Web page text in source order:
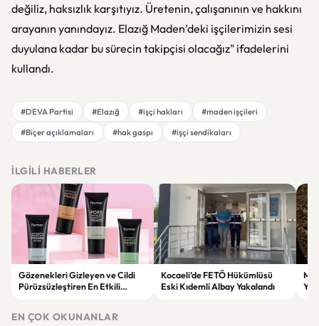
değiliz, haksızlık karşıtıyız. Üretenin, çalışanının ve hakkını
arayanın yanındayız. Elazığ Maden’deki işçilerimizin sesi
duyulana kadar bu sürecin takipçisi olacağız" ifadelerini
kullandı.
#DEVA Partisi #Elazığ #işçi hakları
#maden işçileri
#Biçer açıklamaları
#hak gaspı #işçi sendikaları
İLGILI HABERLER
Gözenekleri Gizleyen ve Cildi
Pürüzsüzleştiren En Etkili
Kocaeli’de FETÖ Hükümlüsü
Eski Kıdemli Albay Yakalandı
EN ÇOK OKUNANLAR